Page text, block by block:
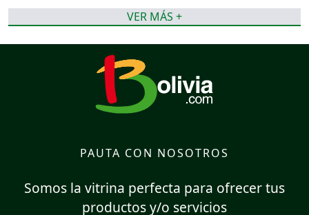
VER MÁS +
PAUTA CON NOSOTROS
Somos la vitrina perfecta para ofrecer tus
productos y/o servicios